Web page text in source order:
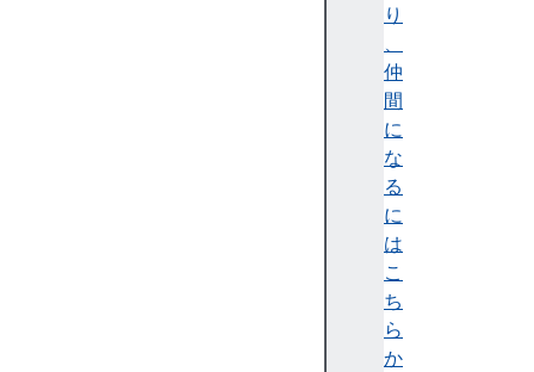
り
、
仲
間
に
な
る
に
は
こ
ち
ら
か